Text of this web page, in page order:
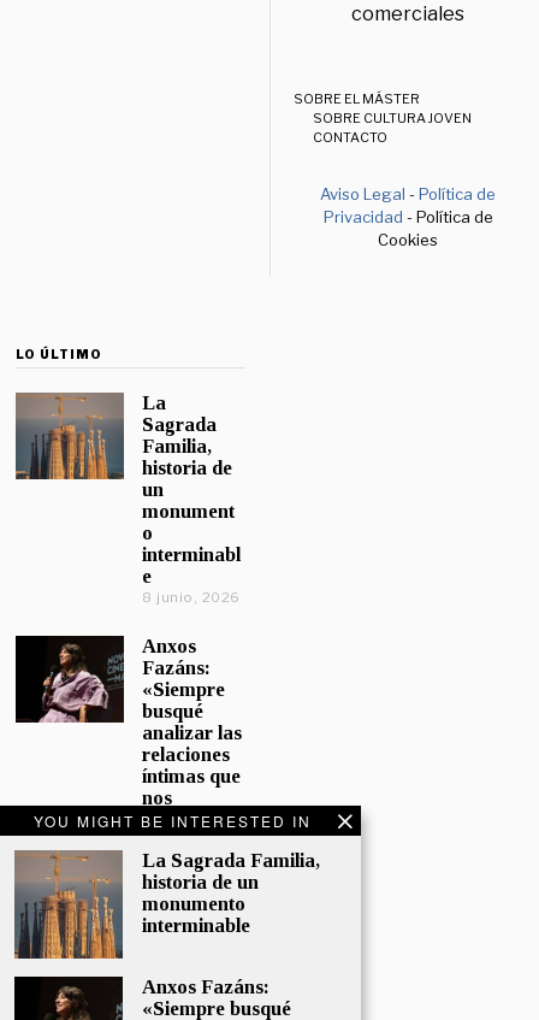
YOU MIGHT BE INTERESTED IN
La Sagrada Familia,
historia de un
monumento
interminable
Anxos Fazáns:
«Siempre busqué
comerciales
SOBRE EL MÁSTER
SOBRE CULTURA JOVEN
CONTACTO
Aviso Legal -Política de
Privacidad - Política de
Cookies
LO ÚLTIMO
La
Sagrada
Familia,
historia de
un
monument
o
interminabl
e
8 junio, 2026
Anxos
Fazáns:
«Siempre
busqué
analizar las
relaciones
íntimas que
nos
afectan»
5 junio, 2026
El hijo de la
cómica, el
homenaje
Sacristán a
Fernán